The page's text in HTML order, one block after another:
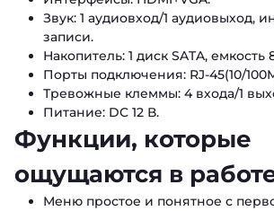
Звук: 1 аудиовход/1 аудиовыход,
записи.
Накопитель: 1 диск SATA, емкость
Порты подключения: RJ-45(10/
Тревожные клеммы: 4 входа/1
Питание: DC 12 В.
Функции, которые
ощущаются в
Меню простое и понятное с